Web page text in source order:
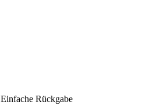
Einfache Rückgabe